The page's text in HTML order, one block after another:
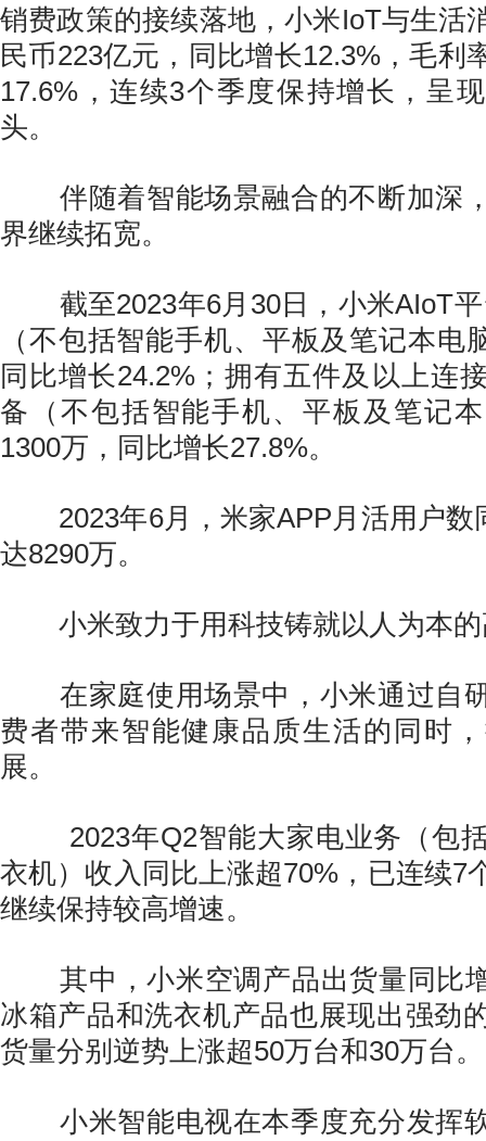
销费政策的接续落地，小米IoT与生活
民币223亿元，同比增长12.3%，毛利
17.6%，连续3个季度保持增长，呈
头。
伴随着智能场景融合的不断加深
界继续拓宽。
截至2023年6月30日，小米AIoT平
（不包括智能手机、平板及笔记本电
同比增长24.2%；拥有五件及以上连
备（不包括智能手机、平板及笔记
1300万，同比增长27.8%。
2023年6月，米家APP月活用户数
达8290万。
小米致力于用科技铸就以人为本的
在家庭使用场景中，小米通过自
费者带来智能健康品质生活的同时
展。
2023年Q2智能大家电业务（包括
衣机）收入同比上涨超70%，已连续7
继续保持较高增速。
其中，小米空调产品出货量同比
冰箱产品和洗衣机产品也展现出强劲
货量分别逆势上涨超50万台和30万台。
小米智能电视在本季度充分发挥